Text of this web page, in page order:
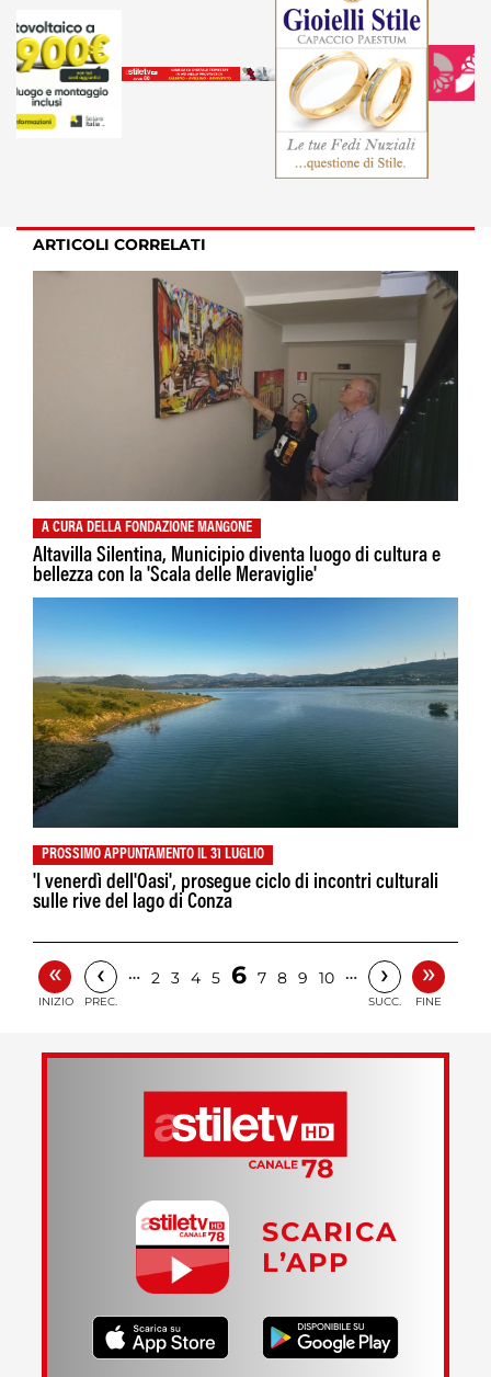
ARTICOLI CORRELATI
A CURA DELLA FONDAZIONE MANGONE
Altavilla Silentina, Municipio diventa luogo di cultura e
bellezza con la 'Scala delle Meraviglie'
PROSSIMO APPUNTAMENTO IL 31 LUGLIO
'I venerdì dell'Oasi', prosegue ciclo di incontri culturali
sulle rive del lago di Conza
«
INIZIO
‹
PREC.
… 2 3 4 5 6 7 8 9 10 … ›
SUCC.
»
FINE
SCARICA
L’APP